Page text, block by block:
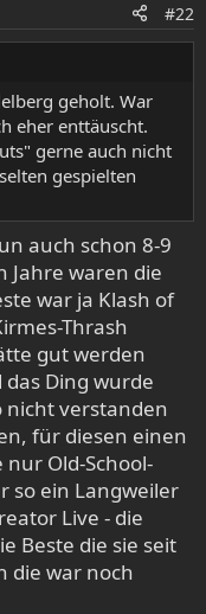
#22
geholt. War
eher enttäuscht.
gerne auch nicht
gespielten
auch schon 8-9
Jahre waren die
war ja Klash of
Thrash
gut werden
Ding wurde
nicht verstanden
für diesen einen
Old-School-
so ein Langweiler
Live - die
Beste die sie seit
die war noch